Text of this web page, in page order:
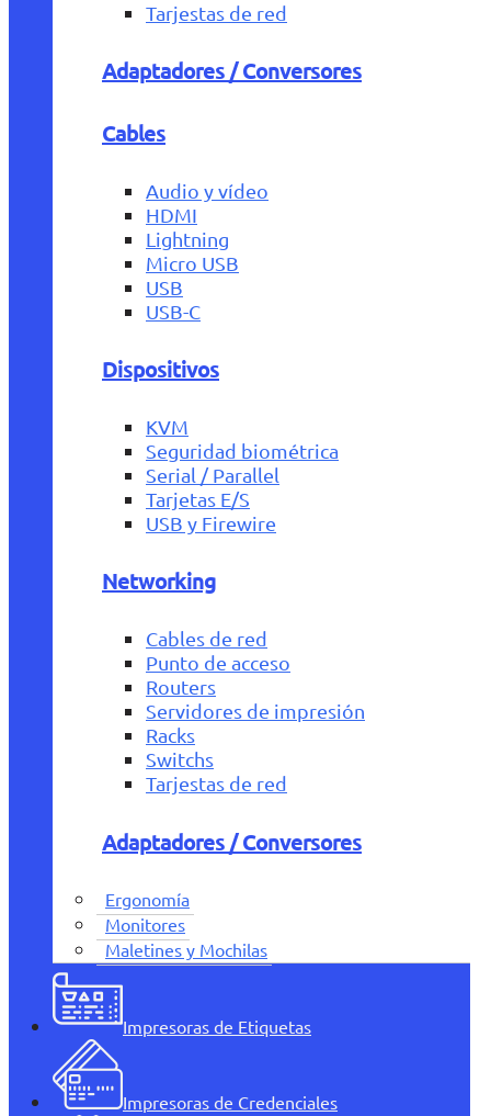
Tarjestas de red
Adaptadores / Conversores
Cables
Audio y vídeo
HDMI
Lightning
Micro USB
USB
USB-C
Dispositivos
KVM
Seguridad biométrica
Serial / Parallel
Tarjetas E/S
USB y Firewire
Networking
Cables de red
Punto de acceso
Routers
Servidores de impresión
Racks
Switchs
Tarjestas de red
Adaptadores / Conversores
Ergonomía
Monitores
Maletines y Mochilas
Impresoras de Etiquetas
Impresoras de Credenciales